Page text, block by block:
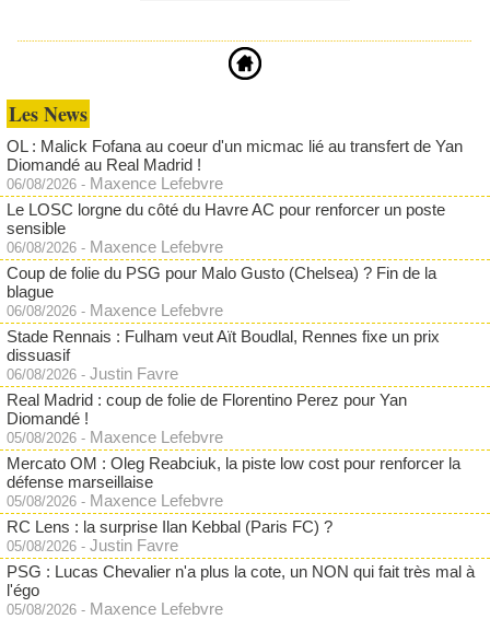
Les News
OL : Malick Fofana au coeur d'un micmac lié au transfert de Yan
Diomandé au Real Madrid !
06/08/2026 - Maxence Lefebvre
Le LOSC lorgne du côté du Havre AC pour renforcer un poste
sensible
06/08/2026 - Maxence Lefebvre
Coup de folie du PSG pour Malo Gusto (Chelsea) ? Fin de la
blague
06/08/2026 - Maxence Lefebvre
Stade Rennais : Fulham veut Aït Boudlal, Rennes fixe un prix
dissuasif
06/08/2026 - Justin Favre
Real Madrid : coup de folie de Florentino Perez pour Yan
Diomandé !
05/08/2026 - Maxence Lefebvre
Mercato OM : Oleg Reabciuk, la piste low cost pour renforcer la
défense marseillaise
05/08/2026 - Maxence Lefebvre
RC Lens : la surprise Ilan Kebbal (Paris FC) ?
05/08/2026 - Justin Favre
PSG : Lucas Chevalier n'a plus la cote, un NON qui fait très mal à
l'égo
05/08/2026 - Maxence Lefebvre